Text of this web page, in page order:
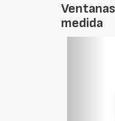
medida